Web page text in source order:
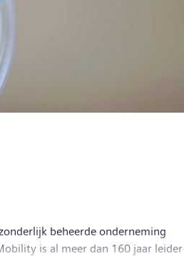
beheerde onderneming
is al meer dan 160 jaar leider